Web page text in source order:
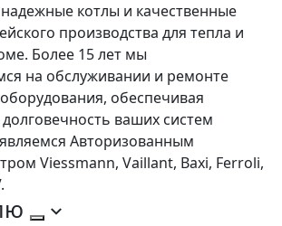
котлы и качественные
производства для тепла и
Более 15 лет мы
на обслуживании и ремонте
обеспечивая
ваших систем
Авторизованным
Viessmann, Vaillant, Baxi, Ferroli,